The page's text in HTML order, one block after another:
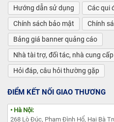
Hướng dẫn sử dụng
Các qui
Chính sách bảo mật
Chính
Bảng giá banner quảng cáo
Nhà tài trợ, đối tác, nhà cung cấp
Hỏi đáp, câu hỏi thường gặp
ĐIỂM KẾT NỐI GIAO THƯƠNG
• Hà Nội:
268 Lò Đúc, Phạm Đình Hổ, Hai Bà